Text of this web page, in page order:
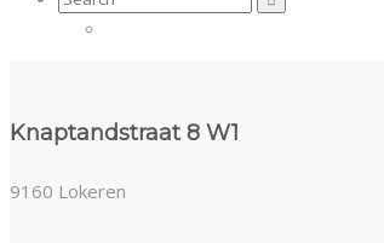
Knaptandstraat 8 W1
9160 Lokeren